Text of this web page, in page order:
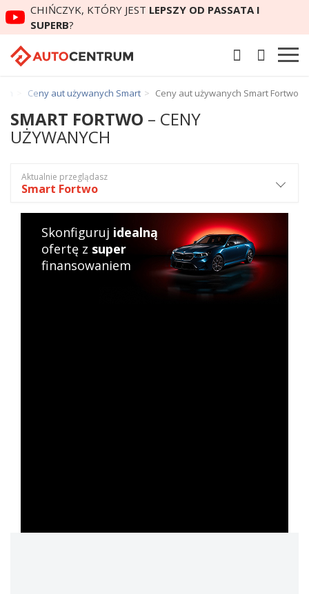
CHIŃCZYK, KTÓRY JEST LEPSZY OD PASSATA I
SUPERB?
Ceny aut używanych Smart Ceny aut używanych Smart Fortwo
SMART FORTWO – CENY
UŻYWANYCH
Aktualnie przeglądasz
Smart Fortwo
Skonfiguruj idealną
ofertę z super
finansowaniem